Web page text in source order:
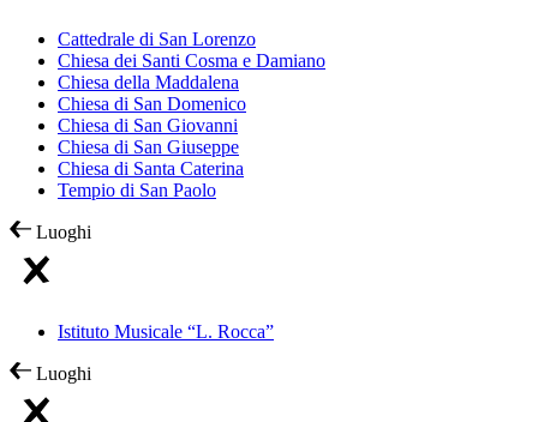
Cattedrale di San Lorenzo
Chiesa dei Santi Cosma e Damiano
Chiesa della Maddalena
Chiesa di San Domenico
Chiesa di San Giovanni
Chiesa di San Giuseppe
Chiesa di Santa Caterina
Tempio di San Paolo
Luoghi
Istituto Musicale “L. Rocca”
Luoghi